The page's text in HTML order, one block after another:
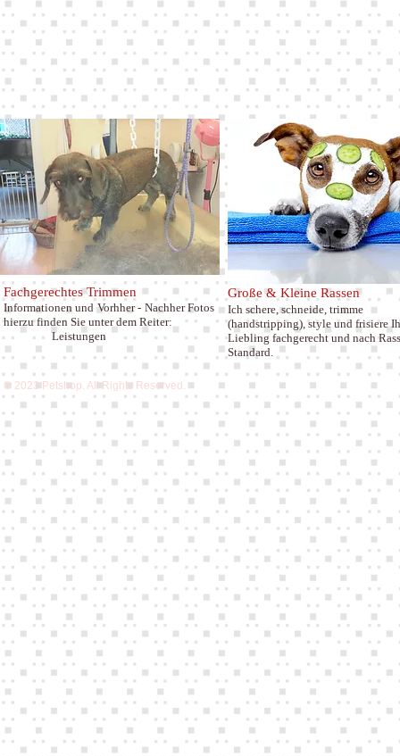
© 2023 Petshop. All Rights Reserved.
Fachgerechtes Trimmen
Informationen und Vorhher - Nachher Fotos
hierzu finden Sie unter dem Reiter:
Leistungen
Große & Kleine Rassen
Ich schere, schneide, trimme
(handstripping), style und frisiere
Liebling fachgerecht und nach
Standard.